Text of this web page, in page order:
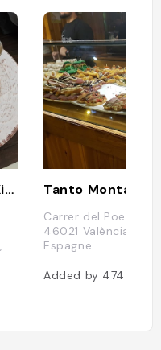
BASTARD Coffee & Kitchen Tanto Monta...
Carrer del Poeta
46021 València,
Espagne
Added by 474